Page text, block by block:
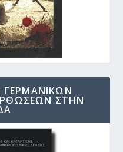
ΣΤΗΝ